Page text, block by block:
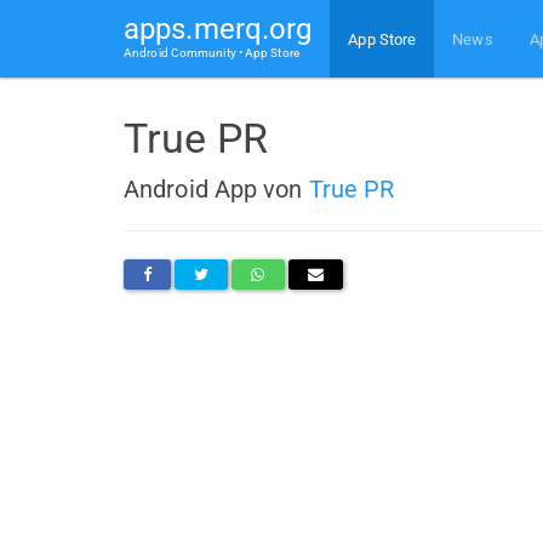
apps.merq.org
Android Community • App Store
App Store News
True PR
Android App von True PR